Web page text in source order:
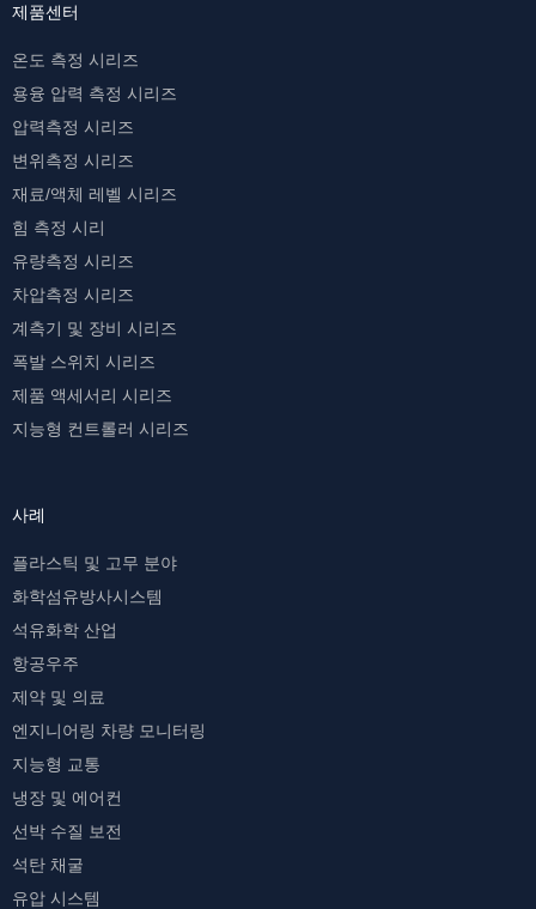
제품센터
온도 측정 시리즈
용융 압력 측정 시리즈
압력측정 시리즈
변위측정 시리즈
재료/액체 레벨 시리즈
힘 측정 시리
유량측정 시리즈
차압측정 시리즈
계측기 및 장비 시리즈
폭발 스위치 시리즈
제품 액세서리 시리즈
지능형 컨트롤러 시리즈
사례
플라스틱 및 고무 분야
화학섬유방사시스템
석유화학 산업
항공우주
제약 및 의료
엔지니어링 차량 모니터링
지능형 교통
냉장 및 에어컨
선박 수질 보전
석탄 채굴
유압 시스템